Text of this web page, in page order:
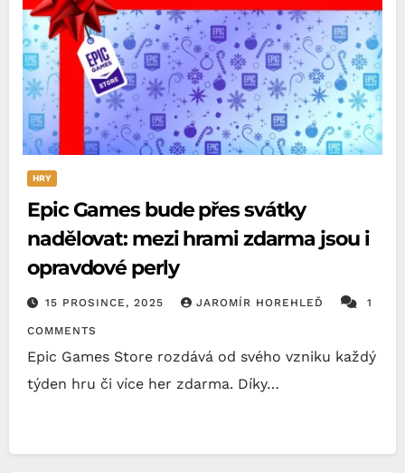
HRY
Epic Games bude přes svátky
nadělovat: mezi hrami zdarma jsou i
opravdové perly
15 PROSINCE, 2025 JAROMÍR HOREHLEĎ 1
COMMENTS
Epic Games Store rozdává od svého vzniku každý
týden hru či více her zdarma. Díky…